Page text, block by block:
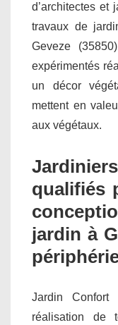
d’architectes et
travaux de
Geveze
expérimentés
un décor
mettent en
aux végétaux.
qualifiés
jardin à
Jardin Confort
réalisation de